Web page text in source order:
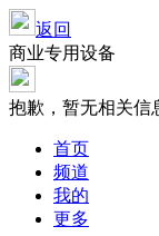
返回
商业专用设备
抱歉，暂无相关信
首页
频道
我的
更多